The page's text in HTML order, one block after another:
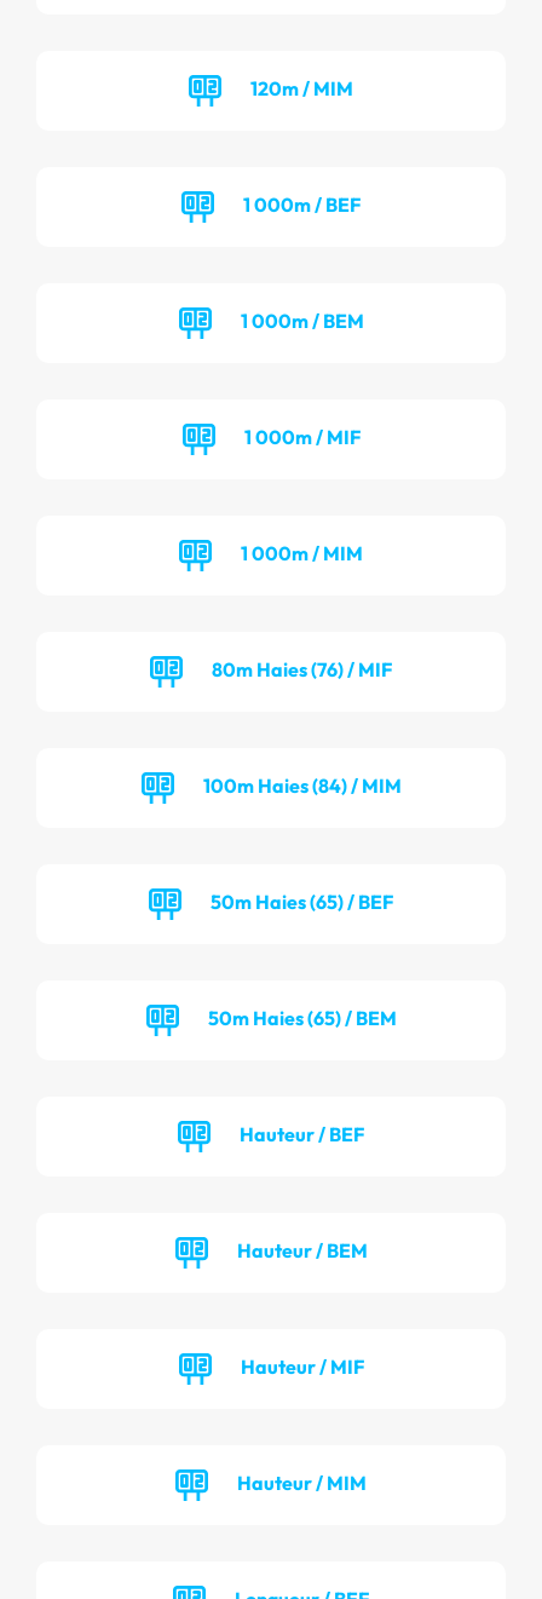
120m / MIM
1 000m / BEF
1 000m / BEM
1 000m / MIF
1 000m / MIM
80m Haies (76) / MIF
100m Haies (84) / MIM
50m Haies (65) / BEF
50m Haies (65) / BEM
Hauteur / BEF
Hauteur / BEM
Hauteur / MIF
Hauteur / MIM